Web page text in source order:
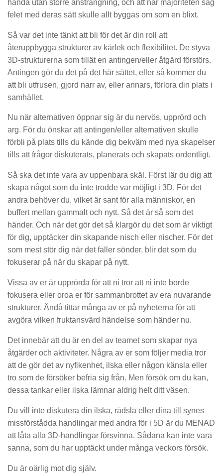
hända utan större ansträngning, och att när majoriteten såg
felet med deras sätt skulle allt byggas om som en blixt.
Så var det inte tänkt att bli för det är din roll att
återuppbygga strukturer av kärlek och flexibilitet. De styva
3D-strukturerna som tillät en antingen/eller åtgärd förstörs.
Antingen gör du det på det här sättet, eller så kommer du
att bli utfrusen, gjord narr av, eller annars, förlora din plats i
samhället.
Nu när alternativen öppnar sig är du nervös, upprörd och
arg. För du önskar att antingen/eller alternativen skulle
förbli på plats tills du kände dig bekväm med nya skapelser
tills att frågor diskuterats, planerats och skapats ordentligt.
Så ska det inte vara av uppenbara skäl. Först lär du dig att
skapa något som du inte trodde var möjligt i 3D. För det
andra behöver du, vilket är sant för alla människor, en
buffert mellan gammalt och nytt. Så det är så som det
händer. Och när det gör det så klargör du det som är viktigt
för dig, upptäcker din skapande nisch eller nischer. För det
som mest stör dig när det faller sönder, blir det som du
fokuserar på när du skapar på nytt.
Vissa av er är upprörda för att ni tror att ni inte borde
fokusera eller oroa er för sammanbrottet av era nuvarande
strukturer. Ändå tittar många av er på nyheterna för att
avgöra vilken fruktansvärd händelse som händer nu.
Det innebär att du är en del av teamet som skapar nya
åtgärder och aktiviteter. Några av er som följer media tror
att de gör det av nyfikenhet, ilska eller någon känsla eller
tro som de försöker befria sig från. Men försök om du kan,
dessa tankar eller ilska lämnar aldrig helt ditt väsen.
Du vill inte diskutera din ilska, rädsla eller dina till synes
missförstådda handlingar med andra för i 5D är du MENAD
att låta alla 3D-handlingar försvinna. Sådana kan inte vara
sanna, som du har upptäckt under många veckors försök.
Du är oärlig mot dig själv.